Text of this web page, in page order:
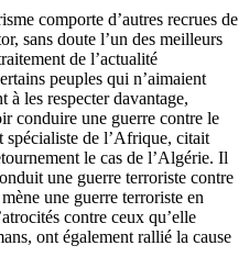
comporte d’autres recrues de
sans doute l’un des meilleurs
de l’actualité
peuples qui n’aimaient
à les respecter davantage,
conduire une guerre contre le
de l’Afrique, citait
le cas de l’Algérie. Il
une guerre terroriste contre
une guerre terroriste en
contre ceux qu’elle
ont également rallié la cause